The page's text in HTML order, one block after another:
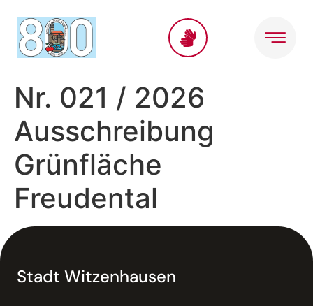
springen
Nr. 021 / 2026
Ausschreibung
Grünfläche
Freudental
Stadt Witzenhausen